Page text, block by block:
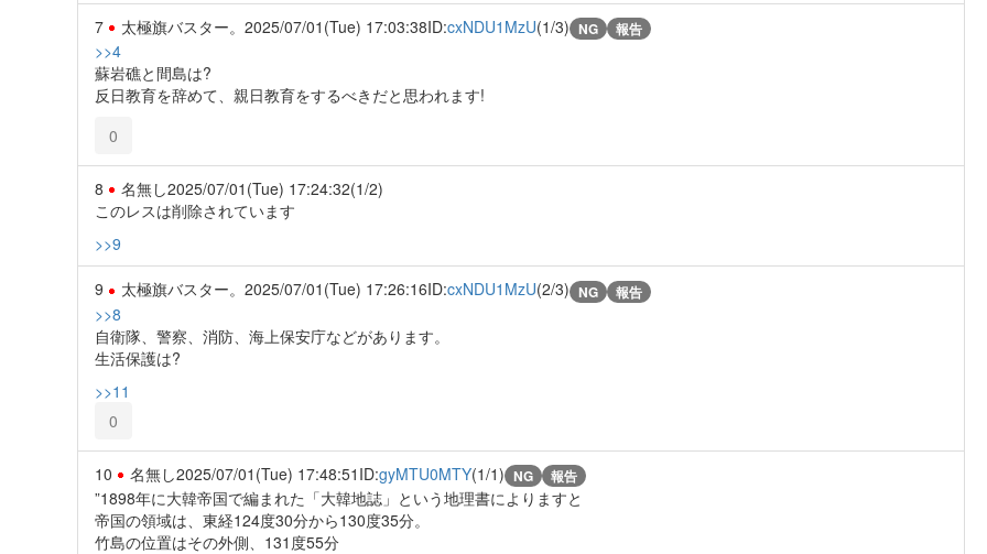
7 太極旗バスター。 2025/07/01(Tue) 17:03:38ID:cxNDU1MzU(1/3) NG 報告
>>4
蘇岩礁と間島は?
反日教育を辞めて、親日教育をするべきだと思われます!
0
8 名無し2025/07/01(Tue) 17:24:32(1/2)
このレスは削除されています
>>9
9 太極旗バスター。 2025/07/01(Tue) 17:26:16ID:cxNDU1MzU(2/3) NG 報告
>>8
自衛隊、警察、消防、海上保安庁などがあります。
生活保護は?
>>11
0
10 名無し2025/07/01(Tue) 17:48:51 ID:gyMTU0MTY(1/1) NG 報告
”1898年に大韓帝国で編まれた「大韓地誌」という地理書によりますと
帝国の領域は、東経124度30分から130度35分。
竹島の位置はその外側、131度55分